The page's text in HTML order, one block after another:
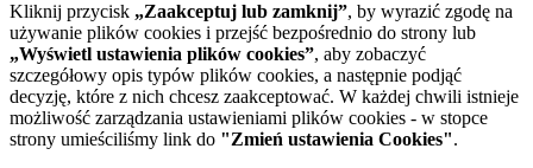
Kliknij przycisk „Zaakceptuj lub zamknij”, by wyrazić zgodę na
używanie plików cookies i przejść bezpośrednio do strony lub
„Wyświetl ustawienia plików cookies”, aby zobaczyć
szczegółowy opis typów plików cookies, a następnie podjąć
decyzję, które z nich chcesz zaakceptować. W każdej chwili istnieje
możliwość zarządzania ustawieniami plików cookies - w stopce
strony umieściliśmy link do "Zmień ustawienia Cookies".